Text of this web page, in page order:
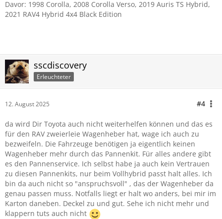
Davor: 1998 Corolla, 2008 Corolla Verso, 2019 Auris TS Hybrid,
2021 RAV4 Hybrid 4x4 Black Edition
sscdiscovery
Erleuchteter
12. August 2025 #4
da wird Dir Toyota auch nicht weiterhelfen können und das es
für den RAV zweierleie Wagenheber hat, wage ich auch zu
bezweifeln. Die Fahrzeuge benötigen ja eigentlich keinen
Wagenheber mehr durch das Pannenkit. Für alles andere gibt
es den Pannenservice. Ich selbst habe ja auch kein Vertrauen
zu diesen Pannenkits, nur beim Vollhybrid passt halt alles. Ich
bin da auch nicht so "anspruchsvoll" , das der Wagenheber da
genau passen muss. Notfalls liegt er halt wo anders, bei mir im
Karton daneben. Deckel zu und gut. Sehe ich nicht mehr und
klappern tuts auch nicht